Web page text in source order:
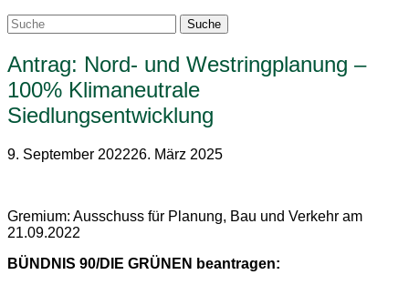
Antrag: Nord- und Westringplanung –
100% Klimaneutrale
Siedlungsentwicklung
9. September 202226. März 2025
Gremium: Ausschuss für Planung, Bau und Verkehr am
21.09.2022
BÜNDNIS 90/DIE GRÜNEN beantragen: